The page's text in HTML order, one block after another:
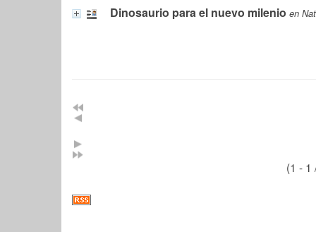
Dinosaurio para el nuevo milenio en
(1 - 1